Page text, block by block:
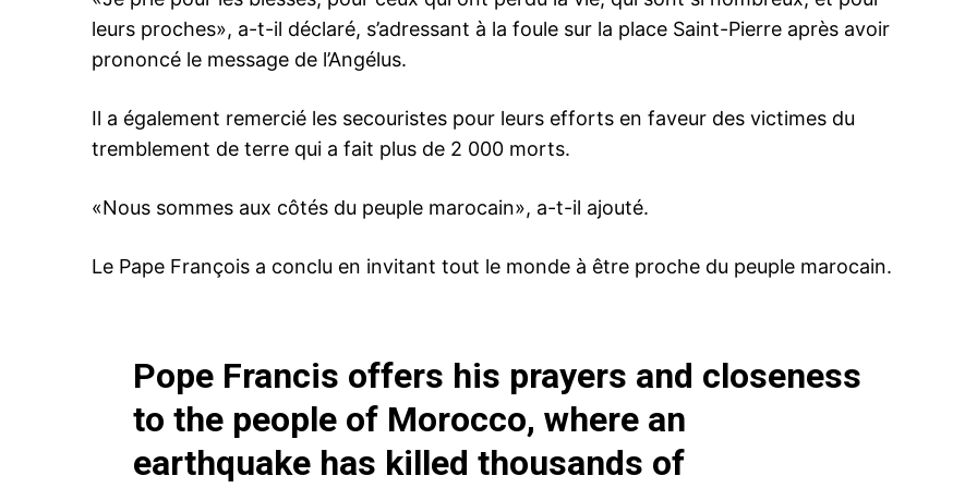
le1.ma
l'intelligence de
l'information
leurs proches», a-t-il déclaré, s’adressant à la foule sur la place Saint-Pierre après avoir
prononcé le message de l’Angélus.
Il a également remercié les secouristes pour leurs efforts en faveur des victimes du
tremblement de terre qui a fait plus de 2 000 morts.
«Nous sommes aux côtés du peuple marocain», a-t-il ajouté.
Le Pape François a conclu en invitant tout le monde à être proche du peuple marocain.
Pope Francis offers his prayers and closeness
to the people of Morocco, where an
earthquake has killed thousands of